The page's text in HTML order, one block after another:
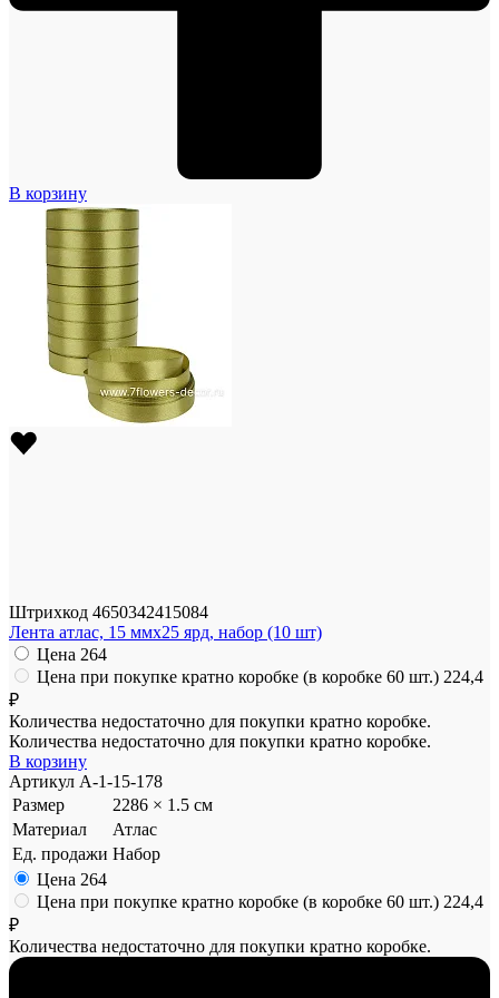
В корзину
Штрихкод 4650342415084
Лента атлас, 15 ммx25 ярд, набор (10 шт)
Цена 264
Цена при покупке кратно коробке (в коробке 60 шт.) 224,4
₽
Количества недостаточно для покупки кратно коробке.
Количества недостаточно для покупки кратно коробке.
В корзину
Артикул A-1-15-178
Размер
2286 × 1.5 см
Материал
Атлас
Ед. продажи Набор
Цена 264
Цена при покупке кратно коробке (в коробке 60 шт.) 224,4
₽
Количества недостаточно для покупки кратно коробке.